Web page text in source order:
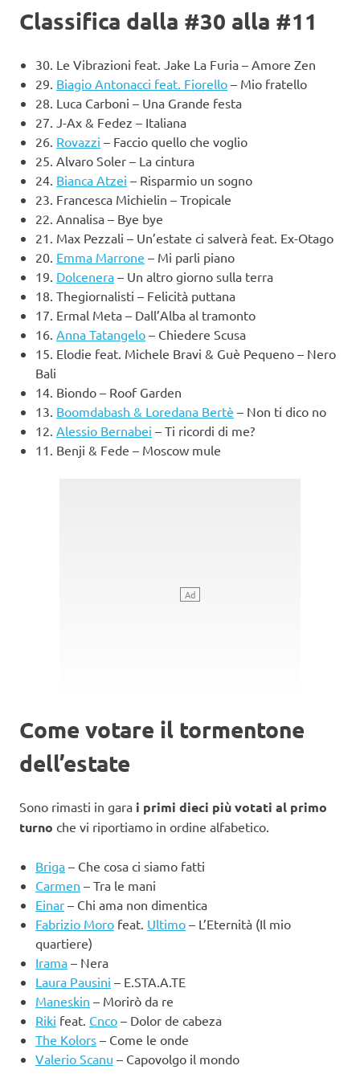
Classifica dalla #30 alla #11
30. Le Vibrazioni feat. Jake La Furia – Amore Zen
29. Biagio Antonacci feat. Fiorello – Mio fratello
28. Luca Carboni – Una Grande festa
27. J-Ax & Fedez – Italiana
26. Rovazzi – Faccio quello che voglio
25. Alvaro Soler – La cintura
24. Bianca Atzei – Risparmio un sogno
23. Francesca Michielin – Tropicale
22. Annalisa – Bye bye
21. Max Pezzali – Un’estate ci salverà feat. Ex-Otago
20. Emma Marrone – Mi parli piano
19. Dolcenera – Un altro giorno sulla terra
18. Thegiornalisti – Felicità puttana
17. Ermal Meta – Dall’Alba al tramonto
16. Anna Tatangelo – Chiedere Scusa
15. Elodie feat. Michele Bravi & Guè Pequeno – Nero
Bali
14. Biondo – Roof Garden
13. Boomdabash & Loredana Bertè – Non ti dico no
12. Alessio Bernabei – Ti ricordi di me?
11. Benji & Fede – Moscow mule
Come votare il tormentone
dell’estate
Sono rimasti in gara i primi dieci più votati al primo
turno che vi riportiamo in ordine alfabetico.
Briga – Che cosa ci siamo fatti
Carmen – Tra le mani
Einar – Chi ama non dimentica
Fabrizio Moro feat. Ultimo – L’Eternità (Il mio
quartiere)
Irama – Nera
Laura Pausini – E.STA.A.TE
Maneskin – Morirò da re
Riki feat. Cnco – Dolor de cabeza
The Kolors – Come le onde
Valerio Scanu – Capovolgo il mondo